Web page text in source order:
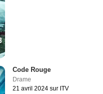
Code Rouge
Drame
21 avril 2024 sur ITV